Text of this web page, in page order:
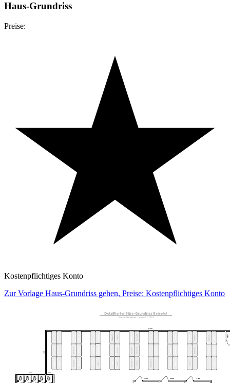
Haus-Grundriss
Preise:
Kostenpflichtiges Konto
Zur Vorlage Haus-Grundriss gehen, Preise: Kostenpflichtiges Konto